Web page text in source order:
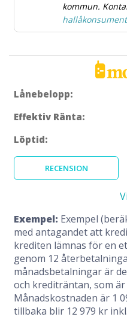
kommun.
Lånebelopp:
Effektiv Ränta:
Löptid:
RECENSION
Exempel: Exempel
med antagandet att
krediten lämnas för en
genom 12
månadsbetalningar är
och krediträntan, som
Månadskostnaden är 1
tillbaka blir 12 979 kr